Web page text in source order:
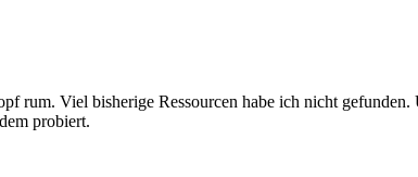
rum. Viel bisherige Ressourcen habe ich nicht
probiert.